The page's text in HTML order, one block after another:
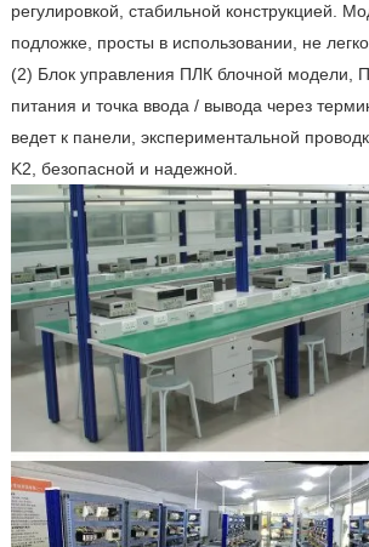
регулировкой, стабильной конструкцией.
подложке, просты в использовании, не
(2) Блок управления ПЛК блочной модели,
питания и точка ввода / вывода через
ведет к панели, экспериментальной
K2, безопасной и надежной.